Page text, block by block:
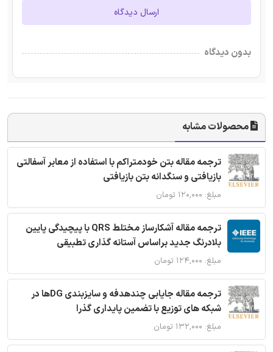
ارسال دیدگاه
بدون دیدگاه
محصولات مشابه
ترجمه مقاله بتن خودمتراکم با استفاده از معابر آسفالتی
بازیافتی و سنگدانه بتن بازیافتی
مبلغ: ۱۲۰,۰۰۰ تومان
ترجمه مقاله آشکارساز مختلط QRS با پیچیدگی پایین
بلادرنگ جدید براساس آستانه گذاری تطبیقی
مبلغ: ۱۲۴,۰۰۰ تومان
ترجمه مقاله جایابی چندهدفه و سایزبندی DGها در
شبکه های توزیع با تضمین پایداری گذرا
مبلغ: ۱۳۲,۰۰۰ تومان